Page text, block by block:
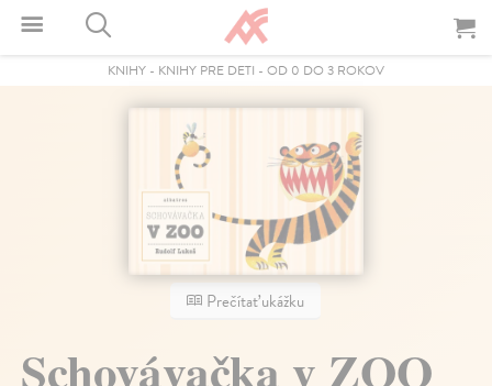
KNIHY - KNIHY PRE DETI - OD 0 DO 3 ROKOV
Prečítať ukážku
Schovávačka v ZOO